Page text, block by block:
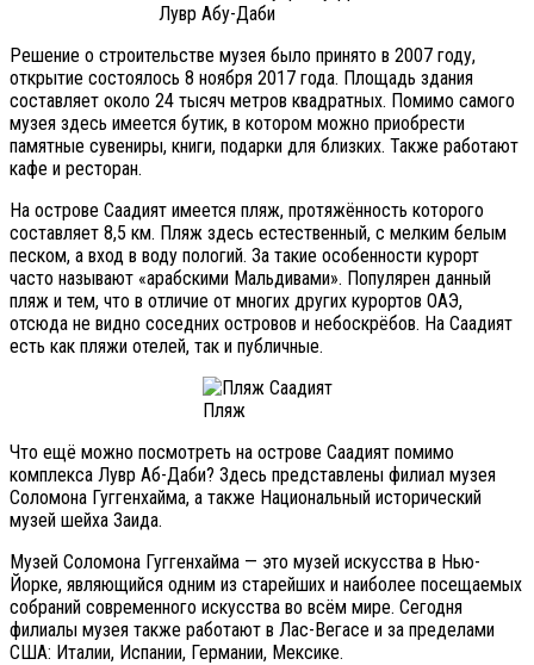
Лувр Абу-Даби
Решение о строительстве музея было принято в 2007 году,
открытие состоялось 8 ноября 2017 года. Площадь здания
составляет около 24 тысяч метров квадратных. Помимо самого
музея здесь имеется бутик, в котором можно приобрести
памятные сувениры, книги, подарки для близких. Также работают
кафе и ресторан.
На острове Саадият имеется пляж, протяжённость которого
составляет 8,5 км. Пляж здесь естественный, с мелким белым
песком, а вход в воду пологий. За такие особенности курорт
часто называют «арабскими Мальдивами». Популярен данный
пляж и тем, что в отличие от многих других курортов ОАЭ,
отсюда не видно соседних островов и небоскрёбов. На Саадият
есть как пляжи отелей, так и публичные.
Пляж
Что ещё можно посмотреть на острове Саадият помимо
комплекса Лувр Аб-Даби? Здесь представлены филиал музея
Соломона Гуггенхайма, а также Национальный исторический
музей шейха Заида.
Музей Соломона Гуггенхайма — это музей искусства в Нью-
Йорке, являющийся одним из старейших и наиболее посещаемых
собраний современного искусства во всём мире. Сегодня
филиалы музея также работают в Лас-Вегасе и за пределами
США: Италии, Испании, Германии, Мексике.